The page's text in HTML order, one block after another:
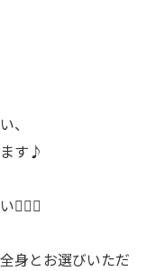
、
す♪
💆‍♀️✨
身とお選びいただ